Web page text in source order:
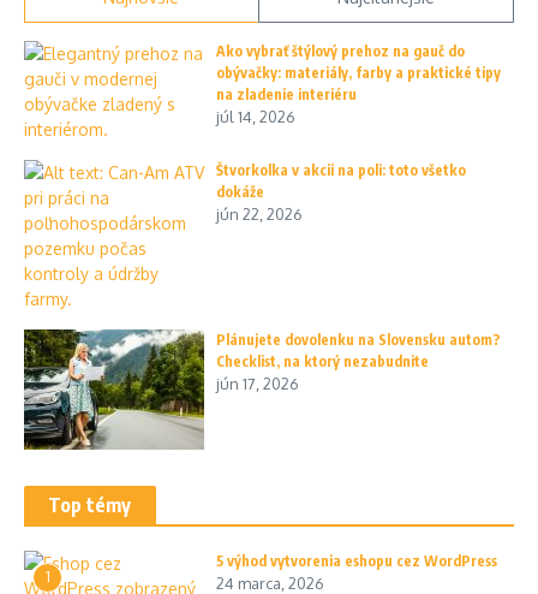
Ako vybrať štýlový prehoz na gauč do
obývačky: materiály, farby a praktické tipy
na zladenie interiéru
júl 14, 2026
Štvorkolka v akcii na poli: toto všetko
dokáže
jún 22, 2026
Plánujete dovolenku na Slovensku autom?
Checklist, na ktorý nezabudnite
jún 17, 2026
Top témy
1
5 výhod vytvorenia eshopu cez WordPress
24 marca, 2026